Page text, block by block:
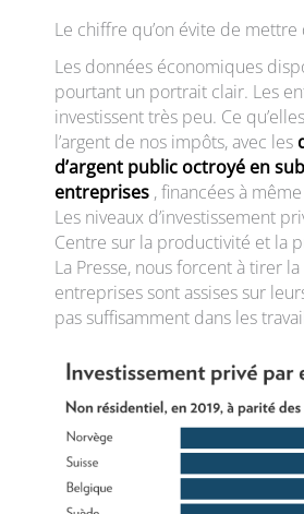
Le chiffre qu’on évite de mettre
Les données économiques
pourtant un portrait clair. Les
investissent très peu. Ce
l’argent de nos impôts, avec les
d’argent public octroyé en
entreprises , financées à
Les niveaux d’investissement
Centre sur la productivité et la
La Presse, nous forcent à tirer
entreprises sont assises sur
pas suffisamment dans les